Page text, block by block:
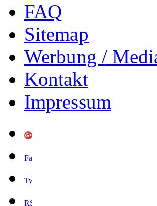
FAQ
Sitemap
Werbung /
Kontakt
Impressum